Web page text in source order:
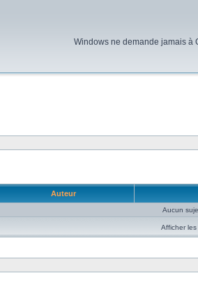
Windows ne demande jamais à
Auteur
Aucun
Afficher